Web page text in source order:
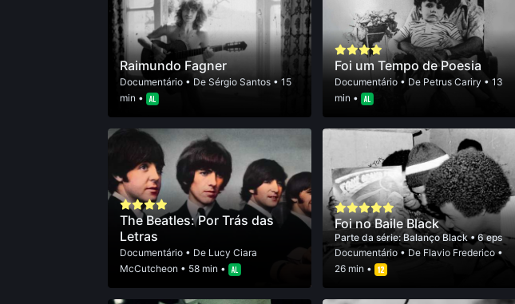
Raimundo Fagner
Documentário• De Sérgio Santos• 15
min •
Foi um Tempo de Poesia
Documentário• De Petrus Cariry• 13
min •
The Beatles: Por Trás das
Letras
Documentário• De Lucy Ciara
McCutcheon • 58 min •
Foi no Baile Black
Parte da série: Balanço Black• 6 eps
Documentário• De Flavio Frederico•
26 min •